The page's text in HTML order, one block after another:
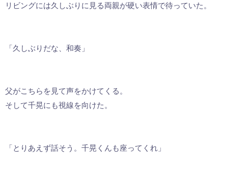
リビングには久しぶりに見る両親が硬い表情で待っていた。
「久しぶりだな、和奏」
父がこちらを見て声をかけてくる。
そして千晃にも視線を向けた。
「とりあえず話そう。千晃くんも座ってくれ」